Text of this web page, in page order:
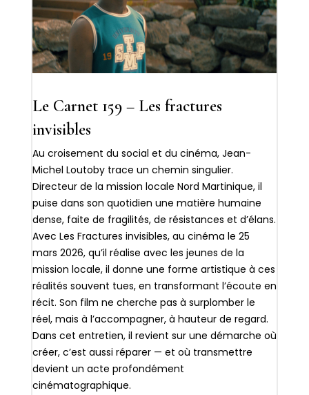
Le Carnet 159 – Les fractures
invisibles
Au croisement du social et du cinéma, Jean-
Michel Loutoby trace un chemin singulier.
Directeur de la mission locale Nord Martinique, il
puise dans son quotidien une matière humaine
dense, faite de fragilités, de résistances et d’élans.
Avec Les Fractures invisibles, au cinéma le 25
mars 2026, qu’il réalise avec les jeunes de la
mission locale, il donne une forme artistique à ces
réalités souvent tues, en transformant l’écoute en
récit. Son film ne cherche pas à surplomber le
réel, mais à l’accompagner, à hauteur de regard.
Dans cet entretien, il revient sur une démarche où
créer, c’est aussi réparer — et où transmettre
devient un acte profondément
cinématographique.